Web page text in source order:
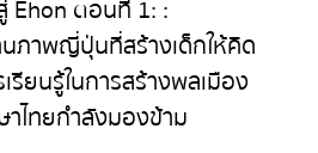
Ehon ตอนที่ 1: :
ภาพญี่ปุ่นที่สร้างเด็กให้คิด
เรียนรู้ในการสร้างพลเมือง
ไทยกำลังมองข้าม